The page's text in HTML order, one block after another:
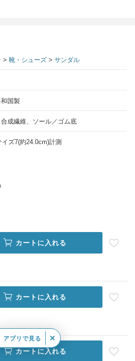
> 靴・シューズ > サンダル
国製
成繊維、ソール／ゴム底
ズ7(約24.0cm)計測
カートに入れる
カートに入れる
カートに入れる
アプリで見る